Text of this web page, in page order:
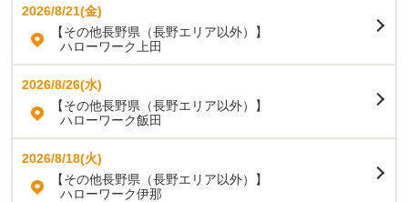
2026/8/21(金)
【その他長野県（長野エリア以外）】
ハローワーク上田
2026/8/26(水)
【その他長野県（長野エリア以外）】
ハローワーク飯田
2026/8/18(火)
【その他長野県（長野エリア以外）】
ハローワーク伊那